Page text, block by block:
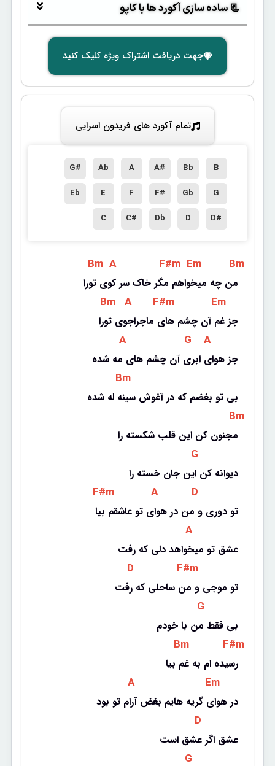
📃 ساده سازی آکورد ها با کاپو
جهت دریافت اشتراک ویژه کلیک کنید
تمام آکورد های فریدون اسرایی
B
Bb
A#
A
Ab
G#
G
Gb
F#
F
E
Eb
D#
D
Db
C#
C
Bm A F#m Em Bm
من چه میخواهم مگر خاک سر کوی تورا
Bm A F#m Em
جز غم آن چشم های ماجراجوی تورا
A G A
جز هوای ابری آن چشم های مه شده
Bm
بی تو بغضم که در آغوش سینه له شده
Bm
مجنون کن این قلب شکسته را
G
دیوانه کن این جان خسته را
F#m A D
تو دوری و من در هوای تو عاشقم بیا
A
عشق تو میخواهد دلی که رفت
D F#m
تو موجی و من ساحلی که رفت
G
بی فقط من با خودم
Bm F#m
رسیده ام به غم بیا
A Em
در هوای گریه هایم بغض آرام تو بود
D
عشق اگر عشق است
G